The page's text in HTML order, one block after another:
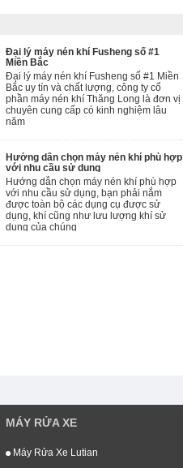
Đại lý máy nén khí Fusheng số #1
Miền Bắc
Đại lý máy nén khí Fusheng số #1 Miền
Bắc uy tín và chất lượng, công ty cổ
phần máy nén khí Thăng Long là đơn vị
chuyên cung cấp có kinh nghiệm lâu
năm
Hướng dẫn chọn máy nén khí phù hợp
với nhu cầu sử dụng
Hướng dẫn chọn máy nén khí phù hợp
với nhu cầu sử dụng, bạn phải nắm
được toàn bộ các dụng cụ được sử
dụng, khí cũng như lưu lượng khí sử
dụng của chúng
MÁY RỬA XE
Máy Rửa Xe Lutian